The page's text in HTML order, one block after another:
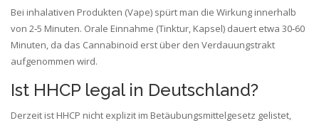
Bei inhalativen Produkten (Vape) spürt man die Wirkung innerhalb
von 2‑5 Minuten. Orale Einnahme (Tinktur, Kapsel) dauert etwa 30‑60
Minuten, da das Cannabinoid erst über den Verdauungstrakt
aufgenommen wird.
Ist HHCP legal in Deutschland?
Derzeit ist HHCP nicht explizit im Betäubungsmittelgesetz gelistet,